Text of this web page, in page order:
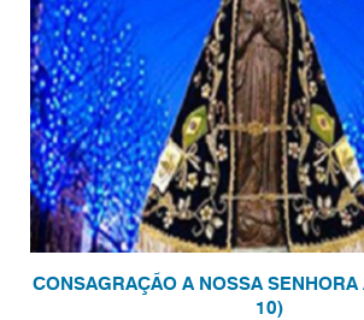
CONSAGRAÇÃO A NOSSA
10)